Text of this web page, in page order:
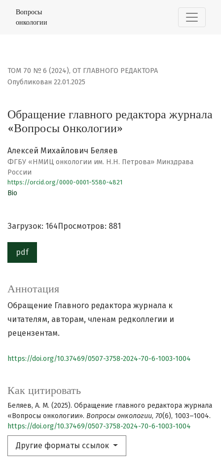
Обращение главного редактора журнала «Вопросы
Вопросы
онкологии
ТОМ 70 № 6 (2024), ОТ ГЛАВНОГО РЕДАКТОРА
Обращение главного редактора журнала
«Вопросы oнкологии»
Опубликован 22.01.2025
Алексей Михайлович Беляев
ФГБУ «НМИЦ онкологии им. Н.Н. Петрова» Минздрава
России
https://orcid.org/0000-0001-5580-4821
Bio
Загрузок: 164 Просмотров: 881
pdf
Как цитировать
Беляев, А. М. (2025). Обращение главного редактора журнала
«Вопросы oнкологии». Вопросы онкологии, 70(6), 1003–1004.
https://doi.org/10.37469/0507-3758-2024-70-6-1003-1004
Другие форматы ссылок
Аннотация
Обращение Главного редактора журнала к
читателям, авторам, членам редколлегии и
рецензентам.
https://doi.org/10.37469/0507-3758-2024-70-6-1003-1004